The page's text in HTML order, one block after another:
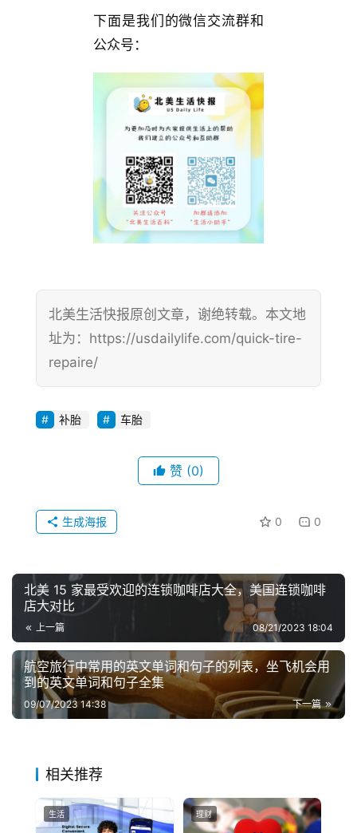
下面是我们的微信交流群和
公众号：
北美生活快报原创文章，谢绝转载。本文地
址为：https://usdailylife.com/quick-tire-
repaire/
补胎 车胎
赞 (0)
0 0
生成海报
北美 15 家最受欢迎的连锁咖啡店大全，美国连锁咖啡
店大对比
上一篇 08/21/2023 18:04
航空旅行中常用的英文单词和句子的列表，坐飞机会用
到的英文单词和句子全集
下一篇
09/07/2023 14:38
相关推荐
生活 理财